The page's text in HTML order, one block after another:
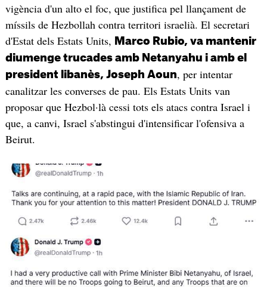
vigència d'un alto el foc, que justifica pel llançament de
míssils de Hezbollah contra territori israelià. El secretari
d'Estat dels Estats Units, Marco Rubio, va mantenir
diumenge trucades amb Netanyahu i amb el
president libanès, Joseph Aoun, per intentar
canalitzar les converses de pau. Els Estats Units van
proposar que Hezbol·là cessi tots els atacs contra Israel i
que, a canvi, Israel s'abstingui d'intensificar l'ofensiva a
Beirut.